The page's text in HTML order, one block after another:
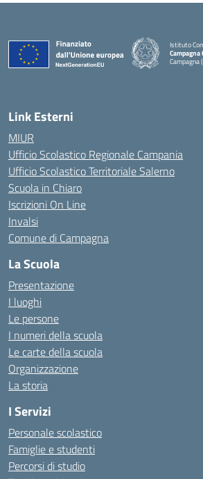
Istituto
Campagna
Campagna
Link Esterni
MIUR
Ufficio Scolastico Regionale Campania
Ufficio Scolastico Territoriale Salerno
Scuola in Chiaro
Iscrizioni On Line
Invalsi
Comune di Campagna
La Scuola
Presentazione
I luoghi
Le persone
I numeri della scuola
Le carte della scuola
Organizzazione
La storia
I Servizi
Personale scolastico
Famiglie e studenti
Percorsi di studio